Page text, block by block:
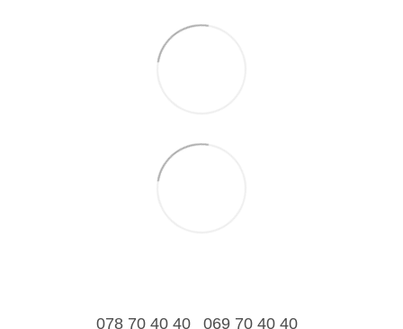
078 70 40 40 069 70 40 40